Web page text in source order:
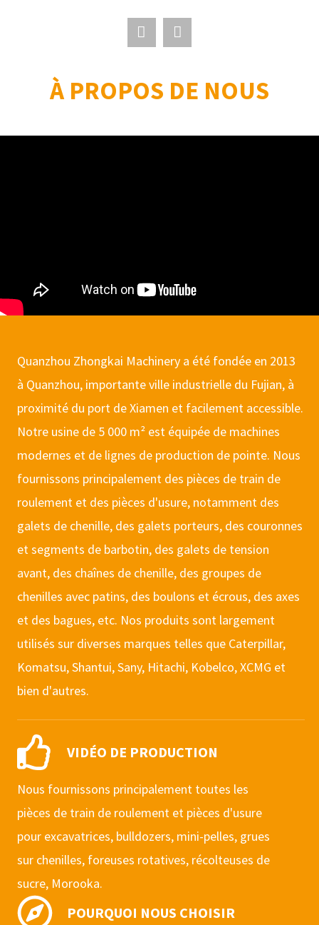
À PROPOS DE NOUS
Quanzhou Zhongkai Machinery a été fondée en 2013
à Quanzhou, importante ville industrielle du Fujian, à
proximité du port de Xiamen et facilement accessible.
Notre usine de 5 000 m² est équipée de machines
modernes et de lignes de production de pointe. Nous
fournissons principalement des pièces de train de
roulement et des pièces d'usure, notamment des
galets de chenille, des galets porteurs, des couronnes
et segments de barbotin, des galets de tension
avant, des chaînes de chenille, des groupes de
chenilles avec patins, des boulons et écrous, des axes
et des bagues, etc. Nos produits sont largement
utilisés sur diverses marques telles que Caterpillar,
Komatsu, Shantui, Sany, Hitachi, Kobelco, XCMG et
bien d'autres.
VIDÉO DE PRODUCTION
Nous fournissons principalement toutes les
pièces de train de roulement et pièces d'usure
pour excavatrices, bulldozers, mini-pelles, grues
sur chenilles, foreuses rotatives, récolteuses de
sucre, Morooka.
POURQUOI NOUS CHOISIR